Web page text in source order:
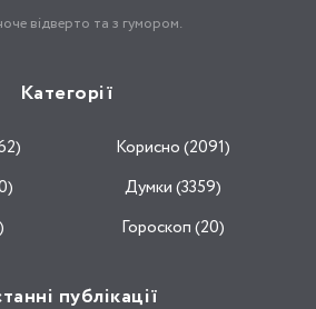
відверто та з гумором.
Категорії
Корисно (2091)
Думки (3359)
Гороскоп (20)
публікації